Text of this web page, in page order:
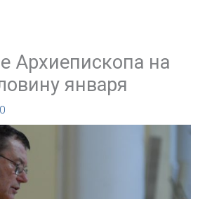
Архиепископа на
января